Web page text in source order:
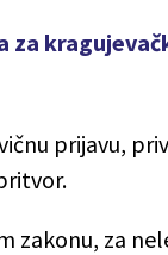
za
prijavu,
zakonu, za